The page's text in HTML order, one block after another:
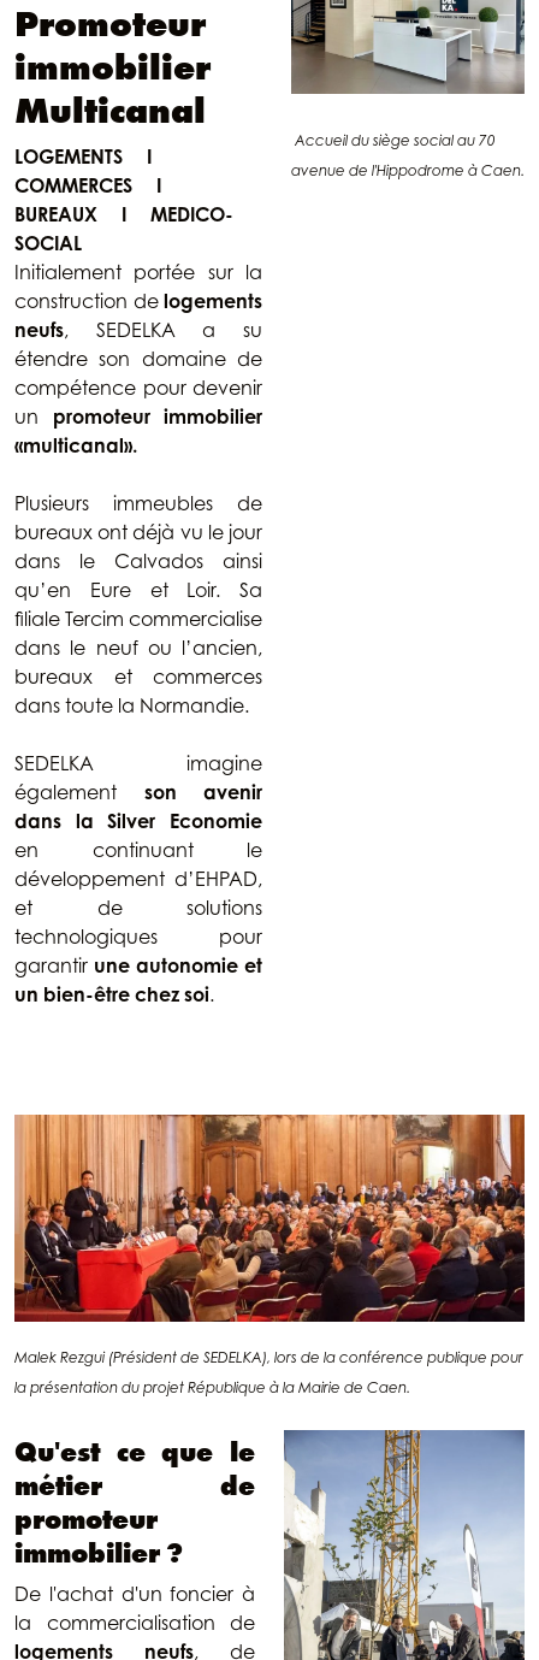
Promoteur
immobilier
Multicanal
LOGEMENTS I
COMMERCES I
BUREAUX I MEDICO-
SOCIAL
Initialement portée sur la
construction de logements
neufs, SEDELKA a su
étendre son domaine de
compétence pour devenir
un promoteur immobilier
«multicanal».
Plusieurs immeubles de
bureaux ont déjà vu le jour
dans le Calvados ainsi
qu’en Eure et Loir. Sa
filiale Tercim commercialise
dans le neuf ou l’ancien,
bureaux et commerces
dans toute la Normandie.
SEDELKA imagine
également son avenir
dans la Silver Economie
en continuant le
développement d’EHPAD,
et de solutions
technologiques pour
garantir une autonomie et
un bien-être chez soi.
Accueil du siège social au 70
avenue de l'Hippodrome à Caen.
Malek Rezgui (Président de SEDELKA), lors de la conférence publique pour
la présentation du projet République à la Mairie de Caen.
Qu'est ce que le
métier de
promoteur
immobilier ?
De l'achat d'un foncier à
la commercialisation de
logements neufs, de